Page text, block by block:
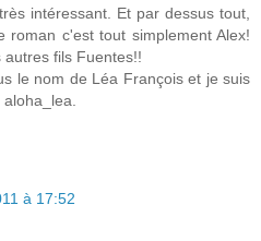
intéressant. Et par dessus tout,
roman c'est tout simplement Alex!
fils Fuentes!!
le nom de Léa François et je suis
à 17:52